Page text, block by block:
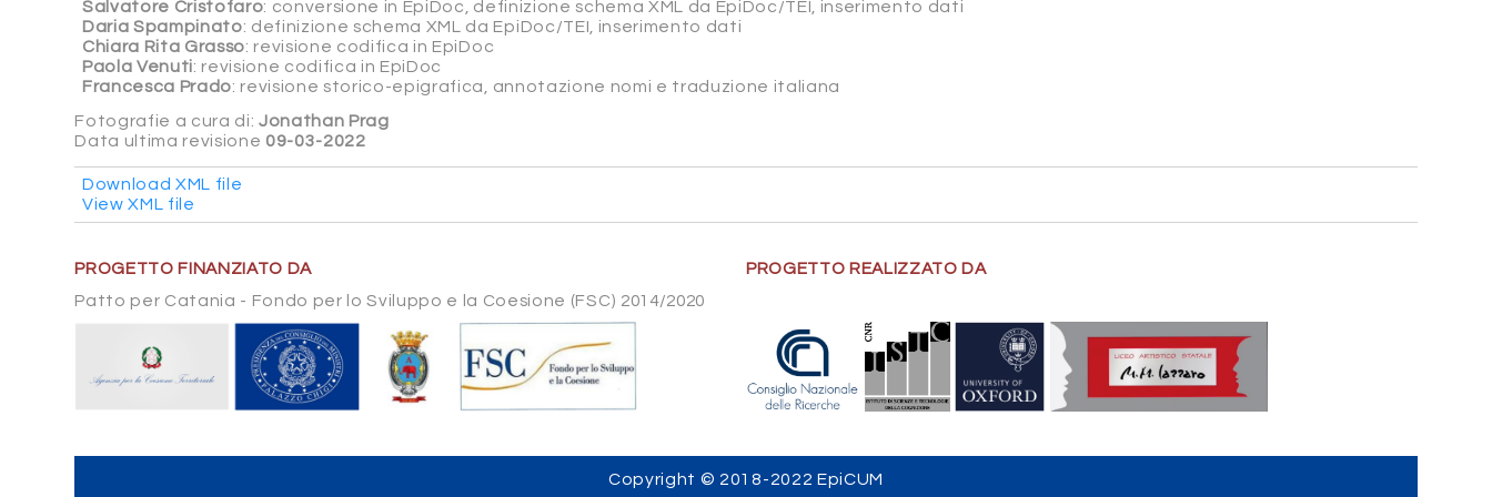
Salvatore Cristofaro: conversione in EpiDoc, definizione schema XML da EpiDoc/TEI, inserimento dati
Daria Spampinato: definizione schema XML da EpiDoc/TEI, inserimento dati
Chiara Rita Grasso: revisione codifica in EpiDoc
Paola Venuti: revisione codifica in EpiDoc
Francesca Prado: revisione storico-epigrafica, annotazione nomi e traduzione italiana
Fotografie a cura di: Jonathan Prag
Data ultima revisione 09-03-2022
Download XML file
View XML file
PROGETTO FINANZIATO DA
PROGETTO REALIZZATO DA
Patto per Catania - Fondo per lo Sviluppo e la Coesione (FSC) 2014/2020
Copyright © 2018-2022 EpiCUM